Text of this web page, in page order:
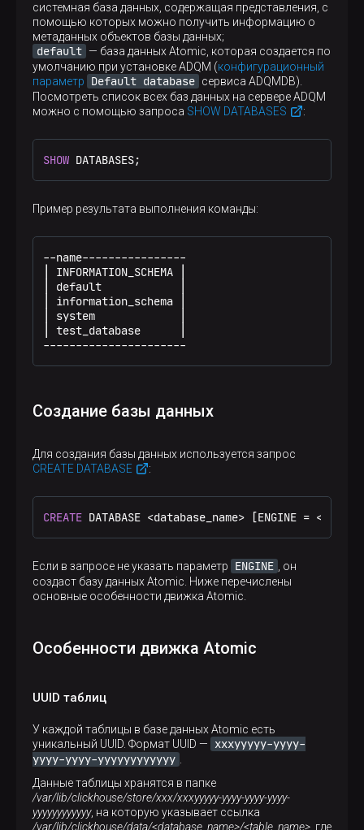
системная база данных, содержащая представления, с
помощью которых можно получить информацию о
метаданных объектов базы данных;
default — база данных Atomic, которая создается по
умолчанию при установке ADQM (конфигурационный
параметр
Default database сервиса ADQMDB).
Посмотреть список всех баз данных на сервере ADQM
можно с помощью запроса SHOW DATABASES :
SHOW DATABASES;
Пример результата выполнения команды:
--name----------------
│ INFORMATION_SCHEMA │
│ default            │
│ information_schema │
│ system             │
│ test_database      │
----------------------
Создание базы данных
Для создания базы данных используется запрос
CREATE DATABASE
:
CREATE DATABASE <database_name> [ENGINE = <
Если в запросе не указать параметр ENGINE
, он
создаст базу данных Atomic. Ниже перечислены
основные особенности движка Atomic.
Особенности движка Atomic
UUID таблиц
У каждой таблицы в базе данных Atomic есть
уникальный UUID. Формат UUID —
xxxyyyyy-yyyy-
yyyy-yyyy-yyyyyyyyyyyy
Данные таблицы хранятся в папке
/var/lib/clickhouse/store/xxx/xxxyyyyy-yyyy-yyyy-yyyy-
yyyyyyyyyyyy, на которую указывает ссылка
/var/lib/clickhouse/data/<database_name>/<table_name> , где